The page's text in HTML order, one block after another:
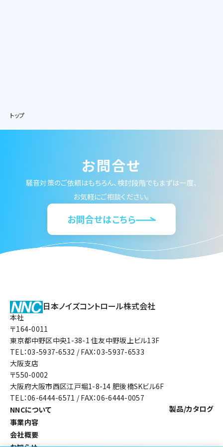
トップ
お問合せ
騒音対策のご依頼はもちろん、検討段階でもまずは一度、
お気軽にご相談ください。
お問合せはこちら
日本ノイズコントロール株式会社
本社
〒164-0011
東京都中野区中央1-38-1 住友中野坂上ビル13F
TEL：03-5937-6532 / FAX：03-5937-6533
大阪支店
〒550-0002
大阪府大阪市西区江戸堀1-8-14 肥後橋SKビル6F
TEL：06-6444-6571 / FAX：06-6444-0057
NNCについて
事業内容
会社概要
製品/カタログ